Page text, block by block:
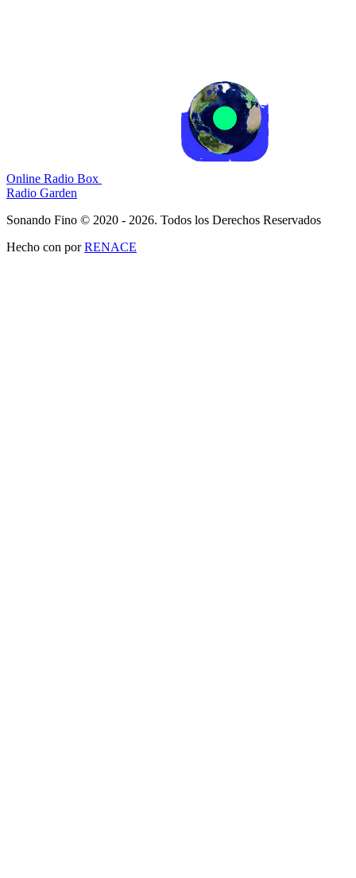
Online Radio Box
Radio Garden
Sonando Fino © 2020 - 2026. Todos los Derechos Reservados
Hecho con porRENACE